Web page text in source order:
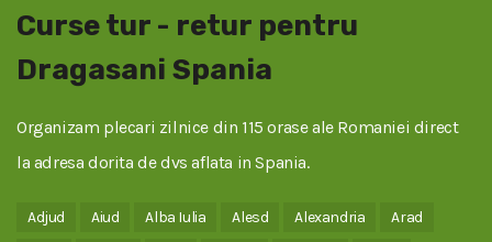
Curse tur - retur pentru
Dragasani Spania
Organizam plecari zilnice din 115 orase ale Romaniei direct
la adresa dorita de dvs aflata in Spania.
Adjud Aiud Alba Iulia Alesd Alexandria
Arad